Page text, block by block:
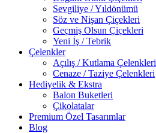
Sevgiliye / Yıldönümü
Söz ve Nişan Çiçekleri
Geçmiş Olsun Çiçekleri
Yeni İş / Tebrik
Çelenkler
Açılış / Kutlama Çelenkleri
Cenaze / Taziye Çelenkleri
Hediyelik & Ekstra
Balon Buketleri
Çikolatalar
Premium Özel Tasarımlar
Blog